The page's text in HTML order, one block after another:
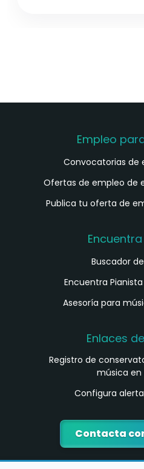
Empleo
Convocatorias de
Ofertas de empleo de
Publica tu oferta de
Buscador
Encuentra
Asesoría para
Enlaces
Registro de
música en
Configura
Contacta